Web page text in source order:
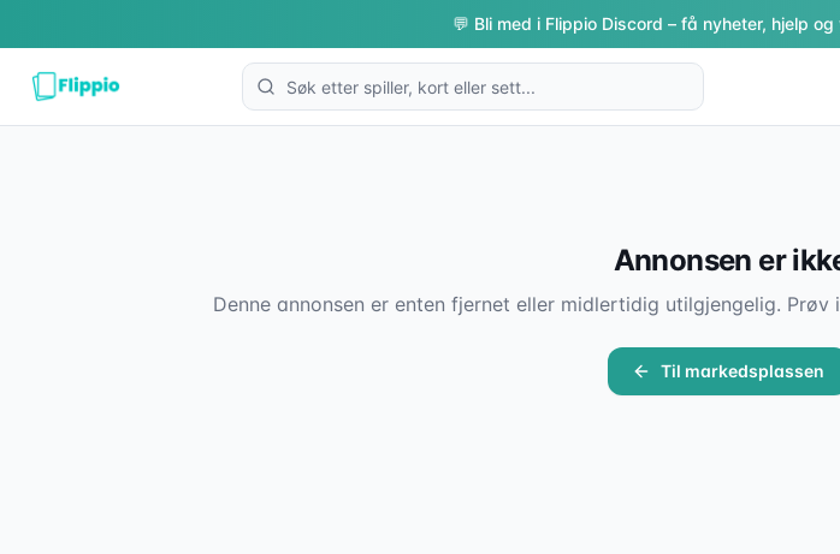
💬 Bli med i Flippio Discord – få nyheter, hjelp
Annonsen er
Denne annonsen er enten fjernet eller midlertidig utilgjengelig.
Til markedsplassen